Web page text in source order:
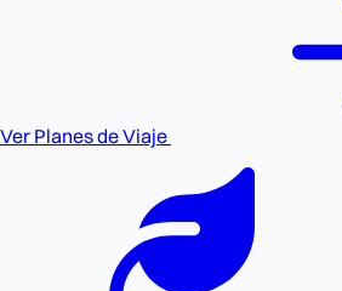
Ver Planes de Viaje